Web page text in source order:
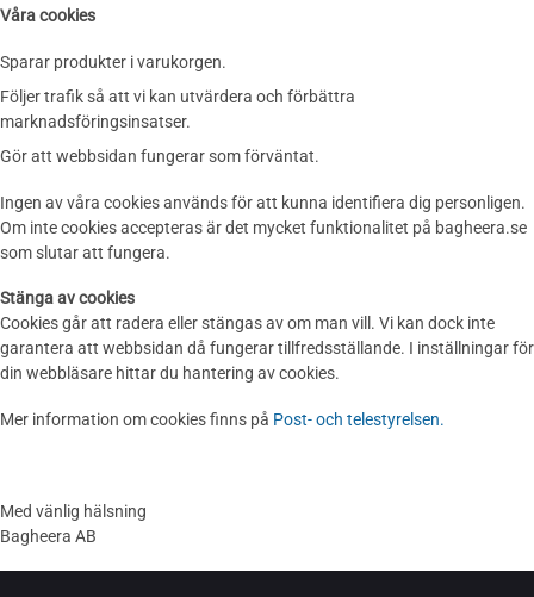
Våra cookies
Sparar produkter i varukorgen.
Följer trafik så att vi kan utvärdera och förbättra
marknadsföringsinsatser.
Gör att webbsidan fungerar som förväntat.
Ingen av våra cookies används för att kunna identifiera dig personligen.
Om inte cookies accepteras är det mycket funktionalitet på bagheera.se
som slutar att fungera.
Stänga av cookies
Cookies går att radera eller stängas av om man vill. Vi kan dock inte
garantera att webbsidan då fungerar tillfredsställande. I inställningar för
din webbläsare hittar du hantering av cookies.
Mer information om cookies finns på Post- och telestyrelsen.
Med vänlig hälsning
Bagheera AB